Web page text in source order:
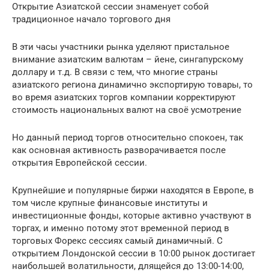
Открытие Азиатской сессии знаменует собой
традиционное начало торгового дня
В эти часы участники рынка уделяют пристальное
внимание азиатским валютам – йене, сингапурскому
доллару и т.д. В связи с тем, что многие страны
азиатского региона динамично экспортирую товары, то
во время азиатских торгов компании корректируют
стоимость национальных валют на своё усмотрение
Но данный период торгов относительно спокоен, так
как основная активность разворачивается после
открытия Европейской сессии.
Крупнейшие и популярные биржи находятся в Европе, в
том числе крупные финансовые институты и
инвестиционные фонды, которые активно участвуют в
торгах, и именно потому этот временной период в
торговых Форекс сессиях самый динамичный. С
открытием Лондонской сессии в 10:00 рынок достигает
наибольшей волатильности, длящейся до 13:00-14:00,